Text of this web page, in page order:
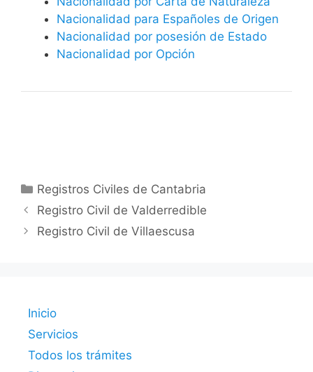
Nacionalidad para Españoles de Origen
Nacionalidad por posesión de Estado
Nacionalidad por Opción
Categorías
Registros Civiles de Cantabria
Registro Civil de Valderredible
Registro Civil de Villaescusa
Inicio
Servicios
Todos los trámites